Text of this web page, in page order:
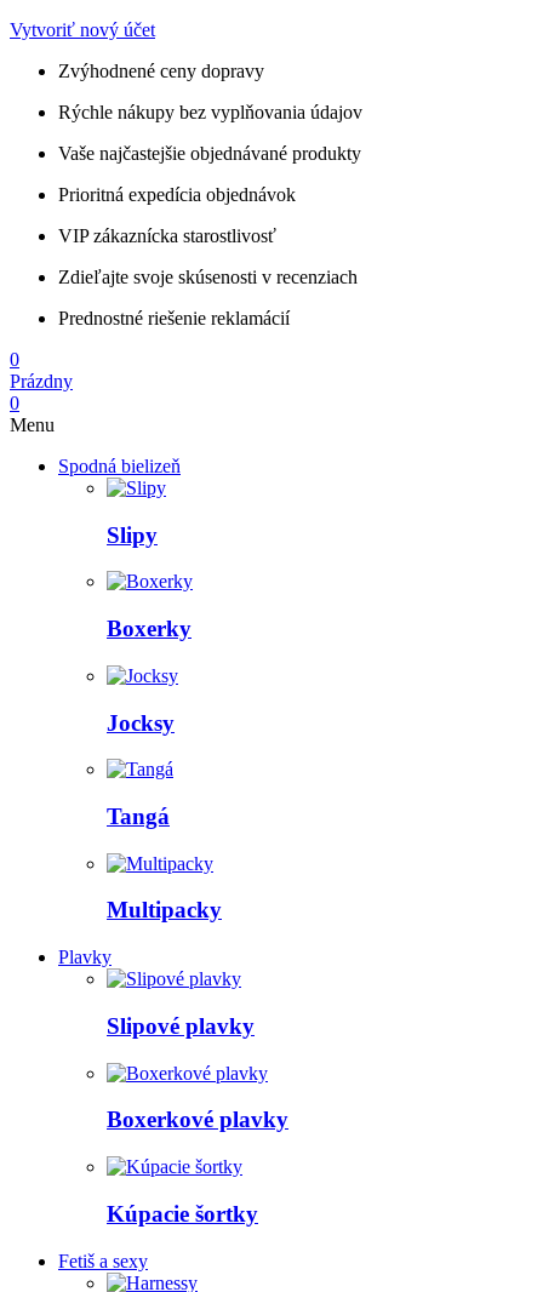
Vytvoriť nový účet
Zvýhodnené ceny dopravy
Rýchle nákupy bez vyplňovania údajov
Vaše najčastejšie objednávané produkty
Prioritná expedícia objednávok
VIP zákaznícka starostlivosť
Zdieľajte svoje skúsenosti v recenziach
Prednostné riešenie reklamácií
0
Prázdny
0
Menu
Spodná bielizeň
Slipy
Boxerky
Jocksy
Tangá
Multipacky
Plavky
Slipové plavky
Boxerkové plavky
Kúpacie šortky
Fetiš a sexy